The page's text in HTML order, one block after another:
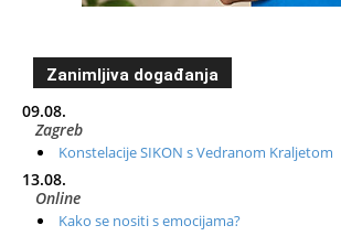
Zanimljiva događanja
09.08.
Zagreb
Konstelacije SIKON s Vedranom Kraljetom
13.08.
Online
Kako se nositi s emocijama?